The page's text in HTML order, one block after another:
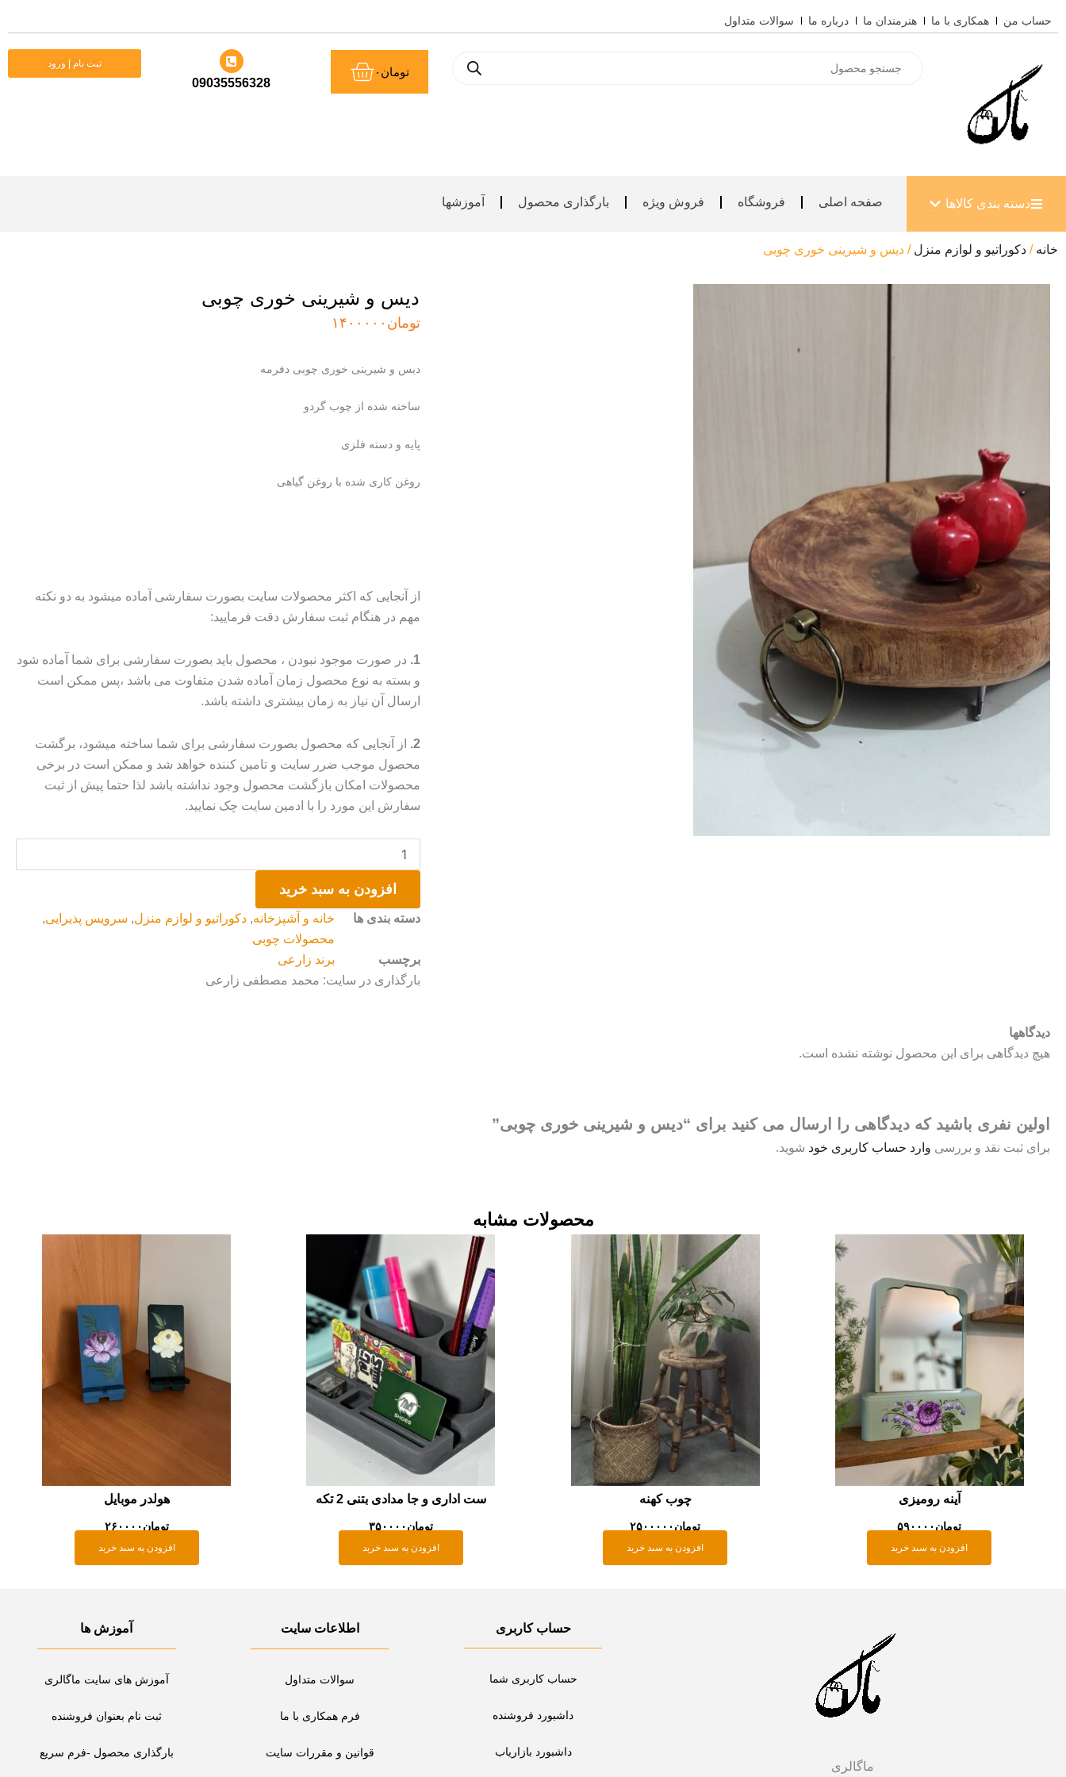
به
حساب من همکاری با ما هنرمندان ما درباره ما سوالات متداول
search
تومان ۰سبد
خرید
09035556328
ثبت نام | ورود
دسته بندی کالاها باز کردن دسته بندی کالاها
صفحه اصلی فروشگاه فروش ویژه بارگذاری محصول آموزشها
خانه / دکوراتیو و لوازم منزل / دیس و شیرینی خوری چوبی
دیس و شیرینی خوری چوبی
تومان ۱۴۰۰۰۰۰
دیس و شیرینی خوری چوبی دفرمه
ساخته شده از چوب گردو
پایه و دسته فلزی
روغن کاری شده با روغن گیاهی
از آنجایی که اکثر محصولات سایت بصورت سفارشی آماده میشود به دو نکته
مهم در هنگام ثبت سفارش دقت فرمایید:
1. در صورت موجود نبودن ، محصول باید بصورت سفارشی برای شما آماده شود
و بسته به نوع محصول زمان آماده شدن متفاوت می باشد ،پس ممکن است
ارسال آن نیاز به زمان بیشتری داشته باشد.
2.
از آنجایی که محصول بصورت سفارشی برای شما ساخته میشود، برگشت
محصول موجب ضرر سایت و تامین کننده خواهد شد و ممکن است در برخی
محصولات امکان بازگشت محصول وجود نداشته باشد لذا حتما پیش از ثبت
سفارش این مورد را با ادمین سایت چک نمایید.
شیرینی
خوری
چوبی
عدد
افزودن به سبد خرید
دسته بندی ها خانه و آشپزخانه,دکوراتیو و لوازم منزل, سرویس پذیرایی,
محصولات چوبی
برچسب
برند زارعی
بارگذاری در سایت: محمد مصطفی زارعی
دیدگاهها
هیچ دیدگاهی برای این محصول نوشته نشده است.
اولین نفری باشید که دیدگاهی را ارسال می کنید برای “دیس و شیرینی خوری چوبی”
برای ثبت نقد و بررسی وارد حساب کاربری خود شوید.
محصولات مشابه
آینه رومیزی
تومان۵۹۰۰۰۰
افزودن به سبد خرید
چوب کهنه
تومان۲۵۰۰۰۰۰
افزودن به سبد خرید
ست اداری و جا مدادی بتنی 2 تکه
تومان۳۵۰۰۰۰
افزودن به سبد خرید
هولدر موبایل
تومان۲۶۰۰۰۰
افزودن به سبد خرید
ماگالری
حساب کاربری
حساب کاربری شما
داشبورد فروشنده
داشبورد بازاریاب
اطلاعات سایت
سوالات متداول
فرم همکاری با ما
قوانین و مقررات سایت
آموزش ها
آموزش های سایت ماگالری
ثبت نام بعنوان فروشنده
بارگذاری محصول -فرم سریع